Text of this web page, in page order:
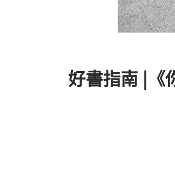
好書指南 |《